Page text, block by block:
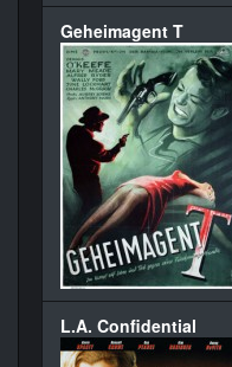
Geheimagent T
L.A. Confidential